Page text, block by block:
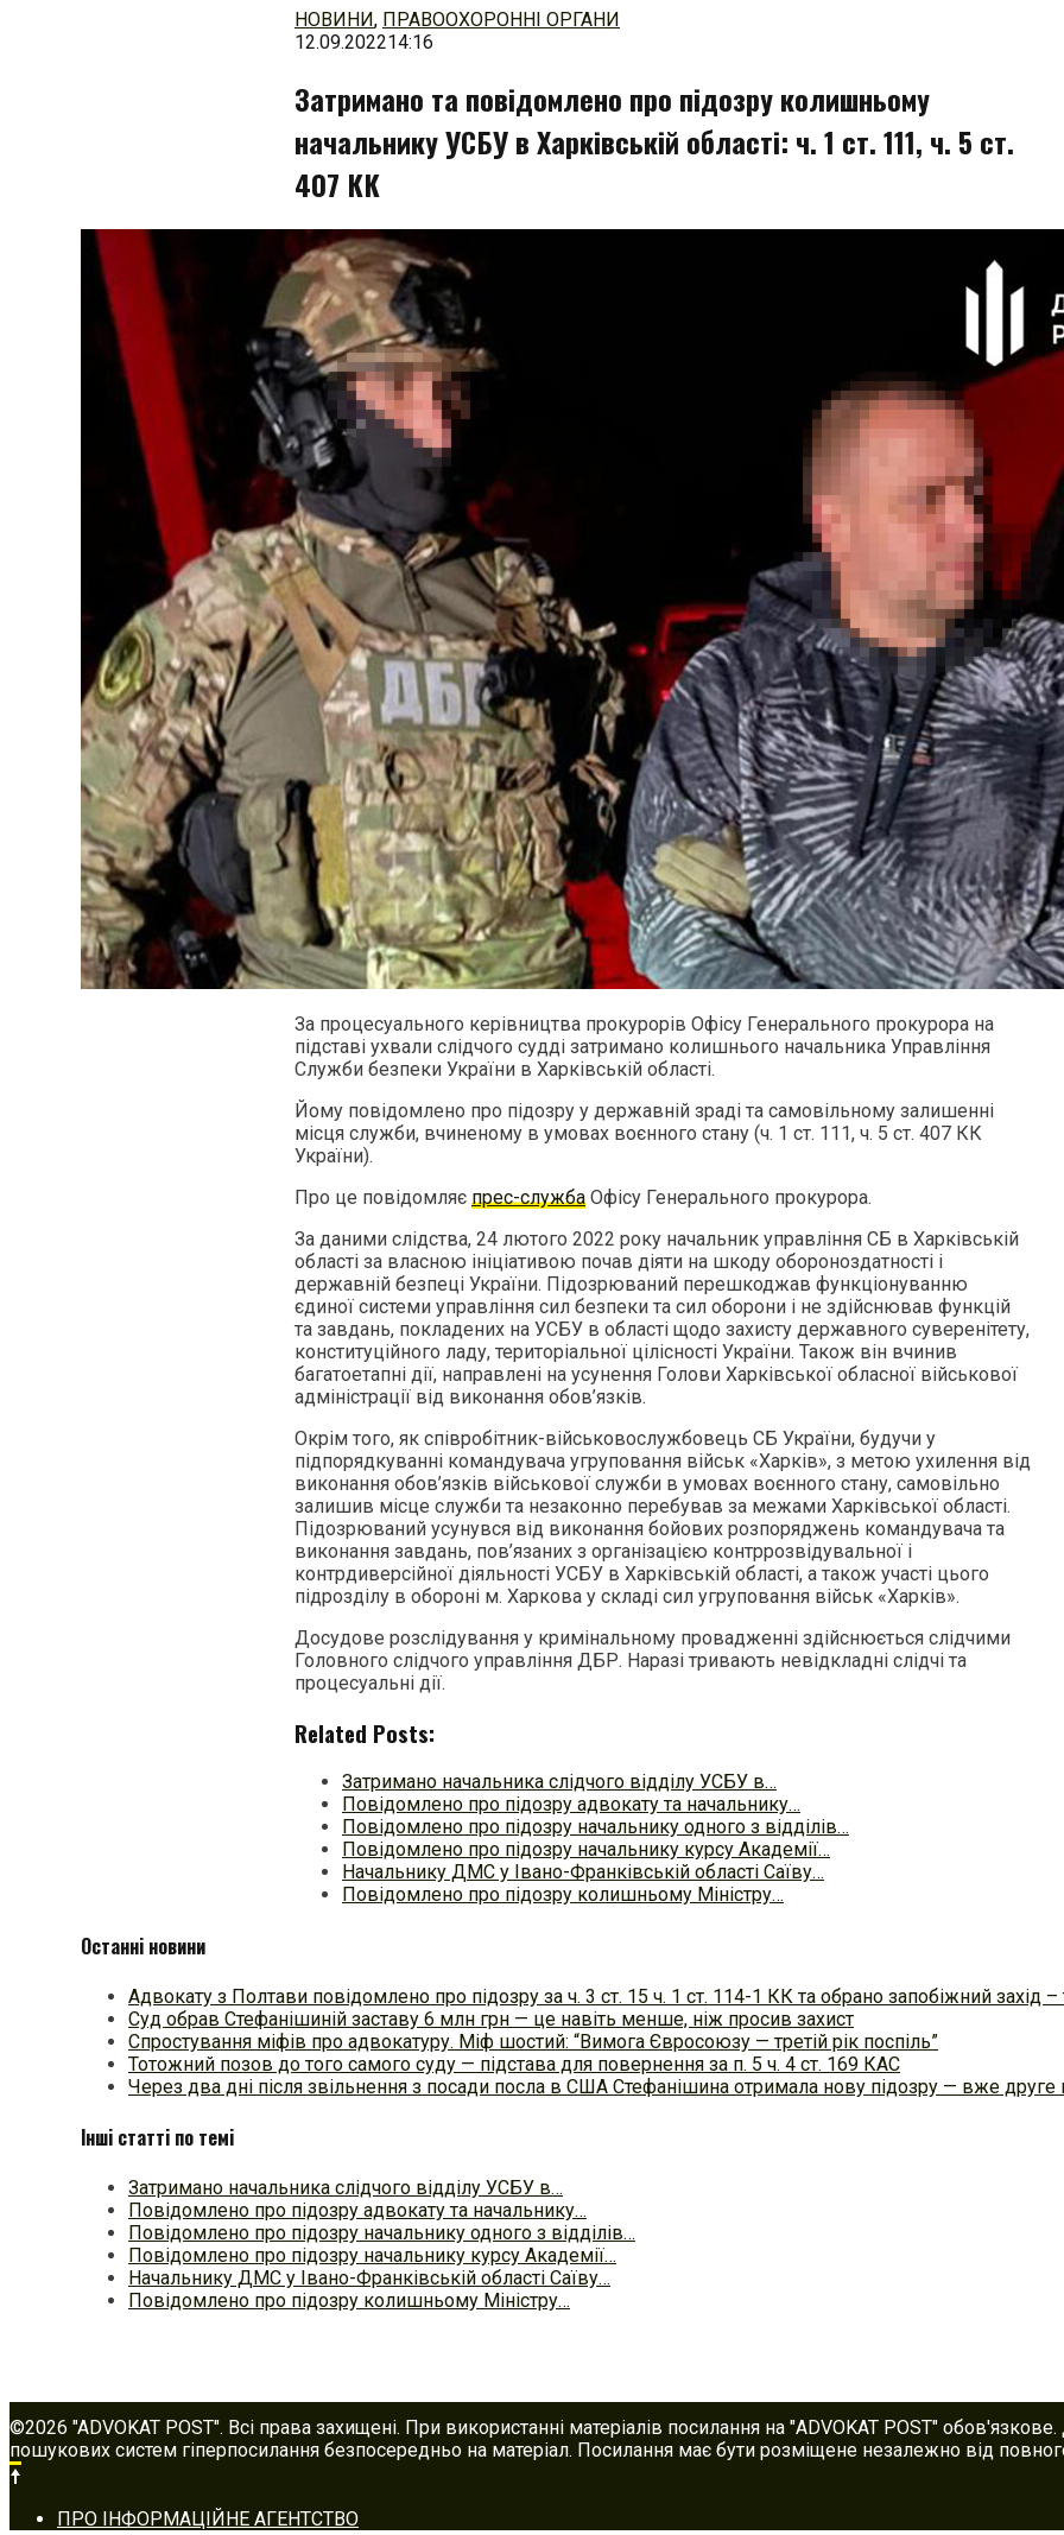
НОВИНИ, ПРАВООХОРОННІ ОРГАНИ
12.09.202214:16
Затримано та повідомлено про підозру колишньому
начальнику УСБУ в Харківській області: ч. 1 ст. 111, ч. 5 ст.
407 КК
За процесуального керівництва прокурорів Офісу Генерального прокурора на
підставі ухвали слідчого судді затримано колишнього начальника Управління
Служби безпеки України в Харківській області.
Йому повідомлено про підозру у державній зраді та самовільному залишенні
місця служби, вчиненому в умовах воєнного стану (ч. 1 ст. 111, ч. 5 ст. 407 КК
України).
Про це повідомляє прес-служба Офісу Генерального прокурора.
За даними слідства, 24 лютого 2022 року начальник управління СБ в Харківській
області за власною ініціативою почав діяти на шкоду обороноздатності і
державній безпеці України. Підозрюваний перешкоджав функціонуванню
єдиної системи управління сил безпеки та сил оборони і не здійснював функцій
та завдань, покладених на УСБУ в області щодо захисту державного суверенітету,
конституційного ладу, територіальної цілісності України. Також він вчинив
багатоетапні дії, направлені на усунення Голови Харківської обласної військової
адміністрації від виконання обов’язків.
Окрім того, як співробітник-військовослужбовець СБ України, будучи у
підпорядкуванні командувача угруповання військ «Харків», з метою ухилення від
виконання обов’язків військової служби в умовах воєнного стану, самовільно
залишив місце служби та незаконно перебував за межами Харківської області.
Підозрюваний усунувся від виконання бойових розпоряджень командувача та
виконання завдань, пов’язаних з організацією контррозвідувальної і
контрдиверсійної діяльності УСБУ в Харківській області, а також участі цього
підрозділу в обороні м. Харкова у складі сил угруповання військ «Харків».
Досудове розслідування у кримінальному провадженні здійснюється слідчими
Головного слідчого управління ДБР. Наразі тривають невідкладні слідчі та
процесуальні дії.
Related Posts:
Затримано начальника слідчого відділу УСБУ в…
Повідомлено про підозру адвокату та начальнику…
Повідомлено про підозру начальнику одного з відділів…
Повідомлено про підозру начальнику курсу Академії…
Начальнику ДМС у Івано-Франківській області Саїву…
Повідомлено про підозру колишньому Міністру…
Останні новини
Адвокату з Полтави повідомлено про підозру за ч. 3 ст. 15 ч. 1 ст. 114-1 КК та обрано запобіжний захід
Суд обрав Стефанішиній заставу 6 млн грн — це навіть менше, ніж просив захист
Спростування міфів про адвокатуру. Міф шостий: “Вимога Євросоюзу — третій рік поспіль”
Тотожний позов до того самого суду — підстава для повернення за п. 5 ч. 4 ст. 169 КАС
Через два дні після звільнення з посади посла в США Стефанішина отримала нову підозру — вже
Інші статті по темі
Затримано начальника слідчого відділу УСБУ в…
Повідомлено про підозру адвокату та начальнику…
Повідомлено про підозру начальнику одного з відділів…
Повідомлено про підозру начальнику курсу Академії…
Начальнику ДМС у Івано-Франківській області Саїву…
Повідомлено про підозру колишньому Міністру…
©2026 "ADVOKAT POST". Всі права захищені. При використанні матеріалів посилання на "ADVOKAT POST"
пошукових систем гіперпосилання безпосередньо на матеріал. Посилання має бути розміщене незалежно від
Footer
ПРО ІНФОРМАЦІЙНЕ АГЕНТСТВО